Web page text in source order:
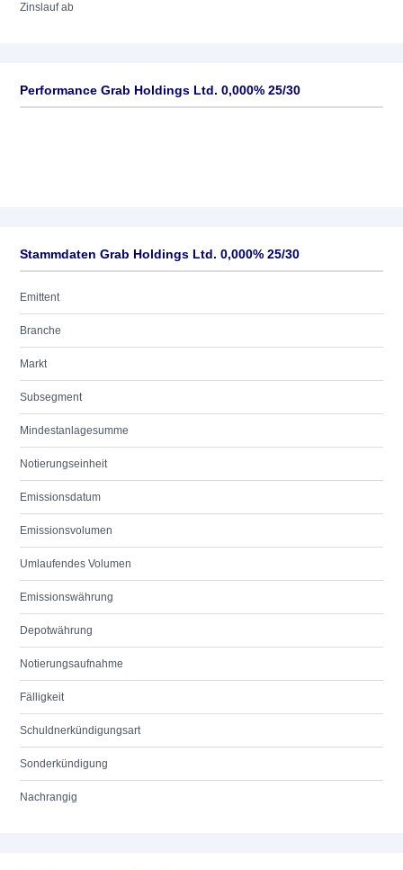
Zinslauf ab
Performance Grab Holdings Ltd. 0,000% 25/30
Stammdaten Grab Holdings Ltd. 0,000% 25/30
Emittent
Branche
Markt
Subsegment
Mindestanlagesumme
Notierungseinheit
Emissionsdatum
Emissionsvolumen
Umlaufendes Volumen
Emissionswährung
Depotwährung
Notierungsaufnahme
Fälligkeit
Schuldnerkündigungsart
Sonderkündigung
Nachrangig